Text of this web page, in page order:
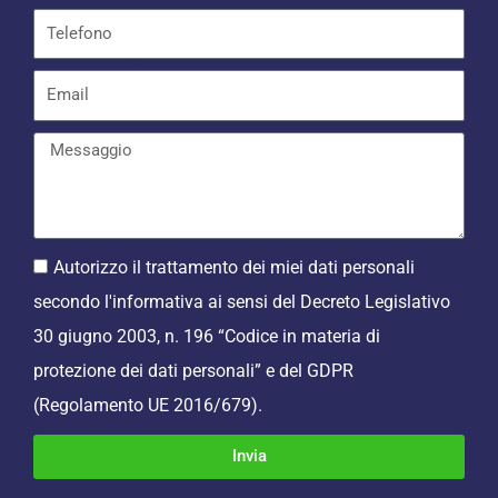
Autorizzo il trattamento dei miei dati personali
secondo l'informativa ai sensi del Decreto Legislativo
30 giugno 2003, n. 196 “Codice in materia di
protezione dei dati personali” e del GDPR
(Regolamento UE 2016/679).
Invia